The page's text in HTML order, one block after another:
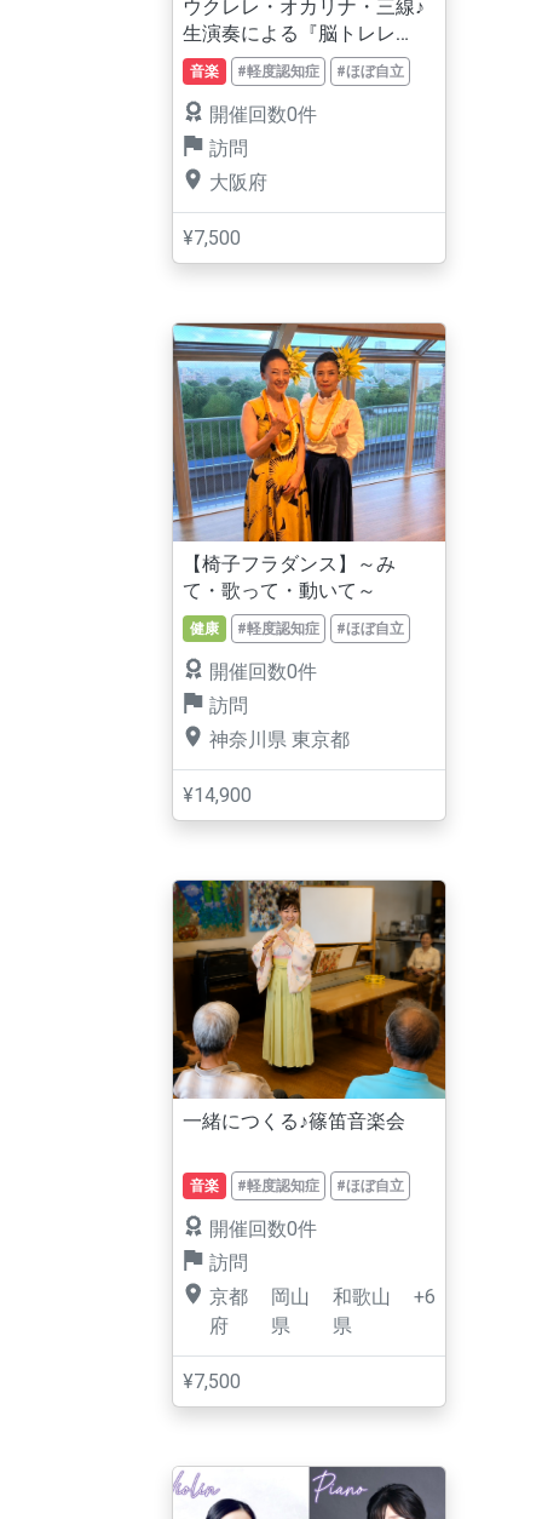
ウクレレ・オカリナ・三線♪
生演奏による『脳トレレ
ク』
音楽 #軽度認知症 #ほぼ自立
開催回数0件
訪問
大阪府
¥7,500
【椅子フラダンス】～み
て・歌って・動いて～
健康 #軽度認知症 #ほぼ自立
開催回数0件
訪問
神奈川県 東京都
¥14,900
一緒につくる♪篠笛音楽会
音楽 #軽度認知症 #ほぼ自立
開催回数0件
訪問
京都
府
岡山
県
和歌山
県
+6
¥7,500